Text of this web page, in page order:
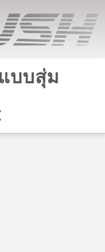
บบสุ่ม